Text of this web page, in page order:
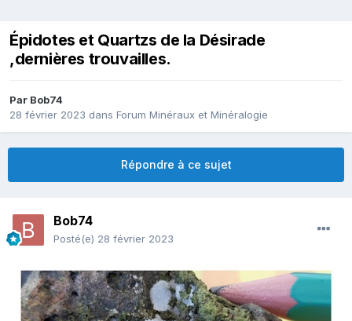
Épidotes et Quartzs de la Désirade
,dernières trouvailles.
Par Bob74
28 février 2023 dans Forum Minéraux et Minéralogie
Répondre à ce sujet
Bob74
Posté(e) 28 février 2023